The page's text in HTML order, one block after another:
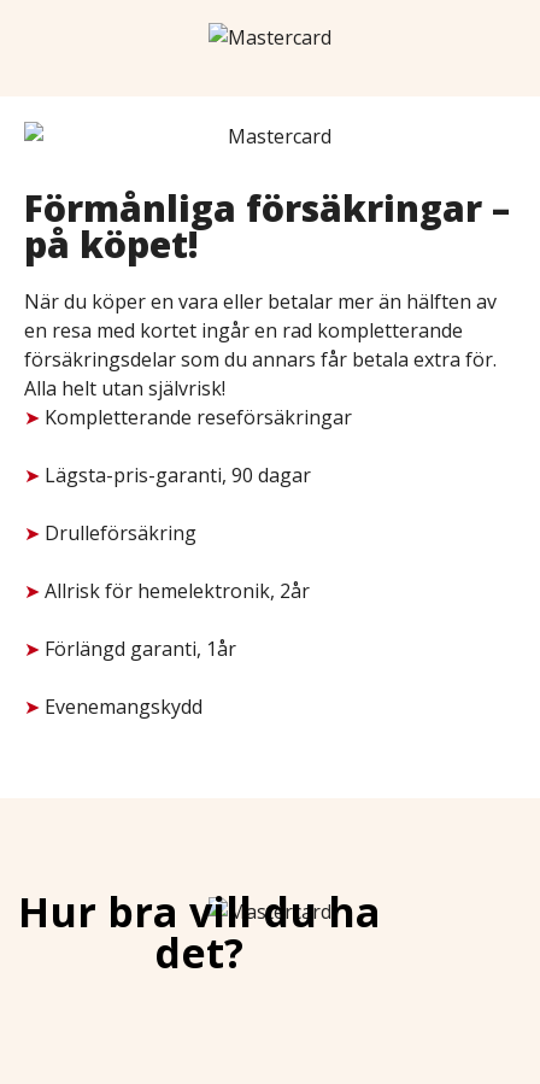
Förmånliga försäkringar –
på köpet!
När du köper en vara eller betalar mer än hälften av
en resa med kortet ingår en rad kompletterande
försäkringsdelar som du annars får betala extra för.
Alla helt utan självrisk!
➤ Kompletterande reseförsäkringar
➤ Lägsta-pris-garanti, 90 dagar
➤ Drulleförsäkring
➤Allrisk för hemelektronik, 2år
➤ Förlängd garanti, 1år
➤ Evenemangskydd
Hur bra vill du ha
det?